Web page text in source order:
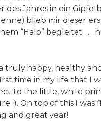
Jahres in ein
blieb mir dieser
“Halo” begleitet . . .
truly happy, healthy
time in my life that I
to the little, white
On top of this I was
and great year!